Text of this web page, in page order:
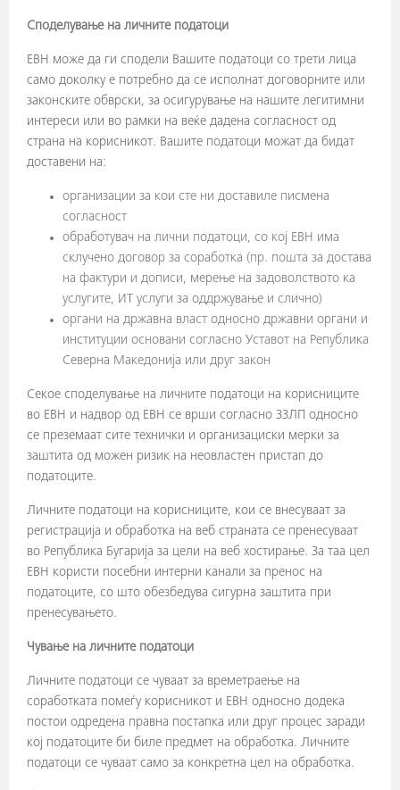
Споделување на личните податоци
ЕВН може да ги сподели Вашите податоци со трети лица
само доколку е потребно да се исполнат договорните или
законските обврски, за осигурување на нашите легитимни
интереси или во рамки на веќе дадена согласност од
страна на корисникот. Вашите податоци можат да бидат
доставени на:
организации за кои сте ни доставиле писмена
согласност
обработувач на лични податоци, со кој ЕВН има
склучено договор за соработка (пр. пошта за достава
на фактури и дописи, мерење на задоволството ка
услугите, ИТ услуги за оддржување и слично)
органи на државна власт односно државни органи и
институции основани согласно Уставот на Република
Северна Македонија или друг закон
Секое споделување на личните податоци на корисниците
во ЕВН и надвор од ЕВН се врши согласно ЗЗЛП односно
се преземаат сите технички и организациски мерки за
заштита од можен ризик на неовластен пристап до
податоците.
Личните податоци на корисниците, кои се внесуваат за
регистрација и обработка на веб страната се пренесуваат
во Република Бугарија за цели на веб хостирање. За таа цел
ЕВН користи посебни интерни канали за пренос на
податоците, со што обезбедува сигурна заштита при
пренесувањето.
Чување на личните податоци
Личните податоци се чуваат за времетраење на
соработката помеѓу корисникот и ЕВН односно додека
постои одредена правна постапка или друг процес заради
кој податоците би биле предмет на обработка. Личните
податоци се чуваат само за конкретна цел на обработка.